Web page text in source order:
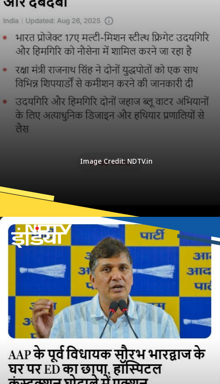
Image Credit: NDTV.in